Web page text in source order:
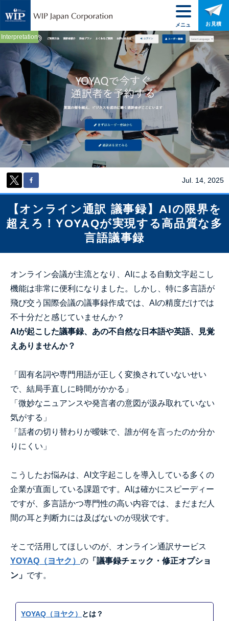
Interpretation
Jul. 14, 2025
【オンライン通訳 議事録】AIの限界を
超えろ！YOYAQが実現する高品質な多
言語議事録
オンライン会議が主流となり、AIによる自動文字起こし
機能は非常に便利になりました。しかし、特に多言語が
飛び交う国際会議の議事録作成では、AIの精度だけでは
不十分だと感じていませんか？
AIが起こした議事録、あの不自然な日本語や英語、見覚
えありませんか？
「固有名詞や専門用語が正しく変換されていないせい
で、結局手直しに時間がかかる」
「微妙なニュアンスや発言者の意図が汲み取れていない
気がする」
「話者の切り替わりが曖昧で、誰が何を言ったのか分か
りにくい」
こうしたお悩みは、AI文字起こしを導入している多くの
企業が直面している課題です。AIは確かにスピーディー
ですが、多言語かつ専門性の高い内容では、まだまだ人
間の耳と判断力には及ばないのが現状です。
そこで活用してほしいのが、オンライン通訳サービス
YOYAQ（ヨヤク） の 「議事録チェック・修正オプショ
ン」 です。
YOYAQ（ヨヤク） とは？
メニュ
ー
お見積